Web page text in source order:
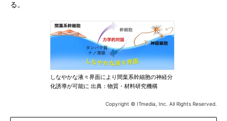
る。
しなやかな液々界面により間葉系幹細胞の神経分
化誘導が可能に 出典：物質・材料研究機構
Copyright © ITmedia, Inc. All Rights Reserved.